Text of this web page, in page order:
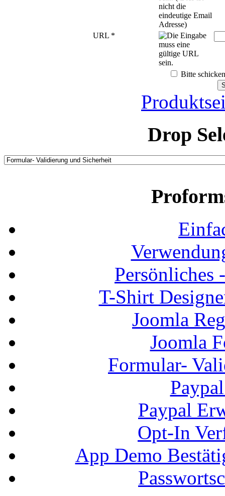
URL *
Bitte
Drop
Persönliches
T-Shirt
Joomla
Joomla
Formular-
Paypal
Opt-In
App Demo